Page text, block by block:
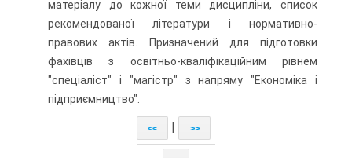
матеріалу до кожної теми дисципліни, список
рекомендованої літератури і нормативно-
правових актів. Призначений для підготовки
фахівців з освітньо-кваліфікаційним рівнем
"спеціаліст" і "магістр" з напряму "Економіка і
підприємництво".
<< >>